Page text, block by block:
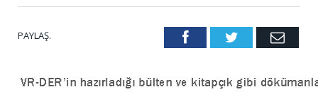
PAYLAŞ. FacebookTwitter Email